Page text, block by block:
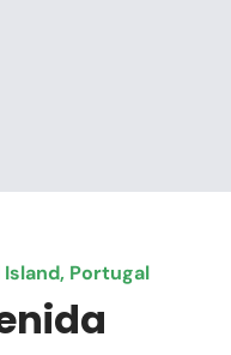
Portugal